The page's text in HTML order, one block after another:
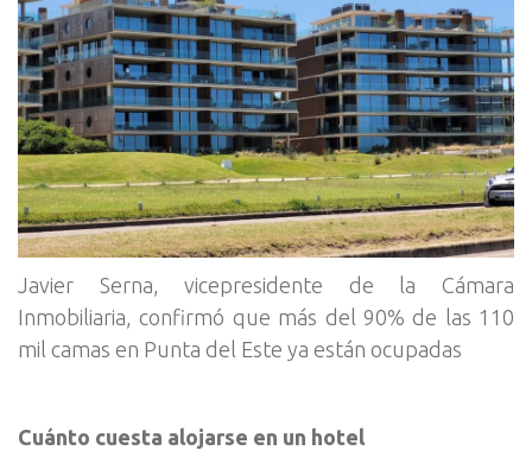
Javier Serna, vicepresidente de la Cámara
Inmobiliaria, confirmó que más del 90% de las 110
mil camas en Punta del Este ya están ocupadas
Cuánto cuesta alojarse en un hotel